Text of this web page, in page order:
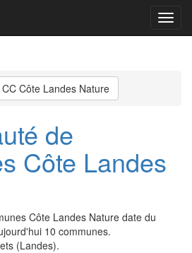
Menu
CC Côte Landes Nature
de
Côte Landes
Côte Landes Nature date du
10 communes.
(Landes).